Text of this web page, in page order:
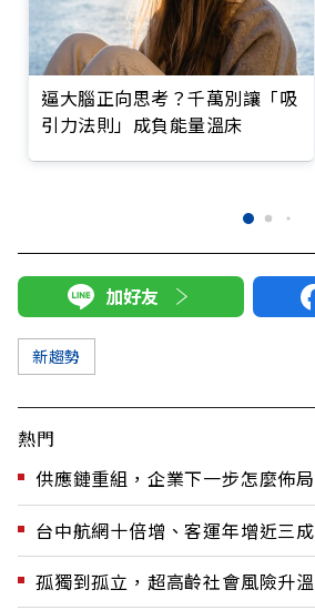
逼大腦正向思考？千萬別讓「吸
引力法則」成負能量溫床
加好友
新趨勢
熱門
供應鏈重組，企業下一步怎麼佈局
台中航網十倍增、客運年增近三成
孤獨到孤立，超高齡社會風險升溫